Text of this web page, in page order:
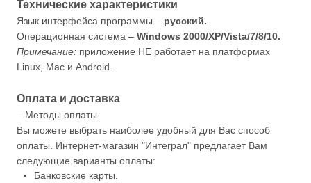
Технические характеристики
Язык интерфейса программы – русский.
Операционная система – Windows 2000/XP/Vista/7/8/10.
Примечание: приложение НЕ работает на платформах
Linux, Mac и Android.
Оплата и доставка
– Методы оплаты
Вы можете выбрать наиболее удобный для Вас способ
оплаты. Интернет-магазин "Интеграл" предлагает Вам
следующие варианты оплаты:
Банковские карты.